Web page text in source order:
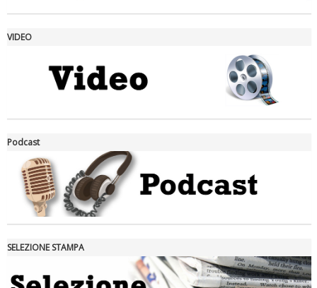
VIDEO
Podcast
SELEZIONE STAMPA